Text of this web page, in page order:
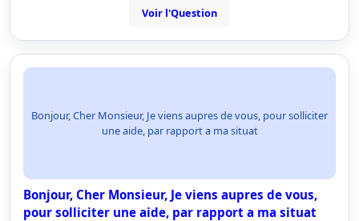
Voir l'Question
Bonjour, Cher Monsieur, Je viens aupres de vous, pour solliciter
une aide, par rapport a ma situat
Bonjour, Cher Monsieur, Je viens aupres de vous,
pour solliciter une aide, par rapport a ma situat